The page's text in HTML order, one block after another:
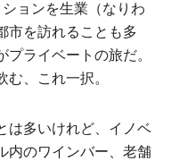
ョンを生業（なりわ
市を訪れることも多
ライベートの旅だ。
、これ一択。
は多いけれど、イノベ
内のワインバー、老舗